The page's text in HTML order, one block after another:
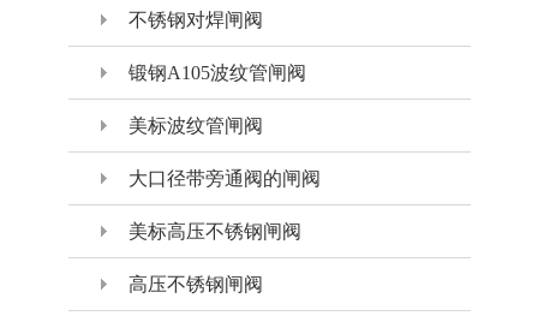
不锈钢对焊闸阀
锻钢A105波纹管闸阀
美标波纹管闸阀
大口径带旁通阀的闸阀
美标高压不锈钢闸阀
高压不锈钢闸阀